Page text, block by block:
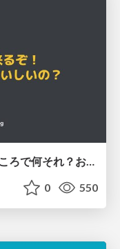
PHP に部分適用が来るぞ！……ところで何それ？おいしいの？ #phpcon / phpcon-2026
0 550